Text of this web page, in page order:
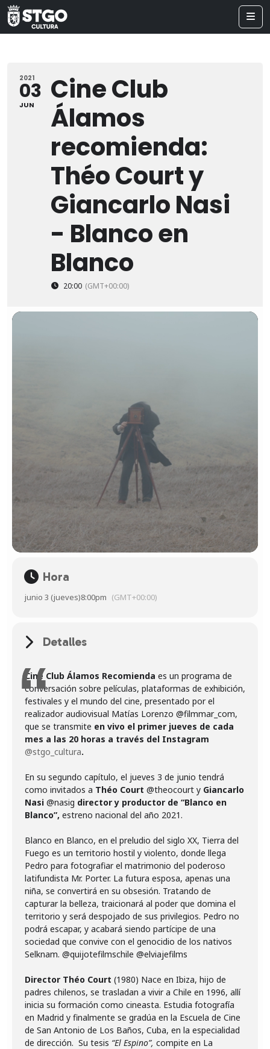
2021
03
JUN
Cine Club
Álamos
recomienda:
Théo Court y
Giancarlo Nasi
- Blanco en
Blanco
20:00 (GMT+00:00)
Hora
junio 3 (jueves)8:00pm (GMT+00:00)
Detalles
Cine Club Álamos Recomienda es un programa de
conversación sobre películas, plataformas de exhibición,
festivales y el mundo del cine, presentado por el
realizador audiovisual Matías Lorenzo @filmmar_com,
que se transmite en vivo el primer jueves de cada
mes a las 20 horas a través del Instagram
@stgo_cultura.
En su segundo capítulo, el jueves 3 de junio tendrá
como invitados a Théo Court @theocourt y Giancarlo
Nasi @nasig director y productor de “Blanco en
Blanco”, estreno nacional del año 2021.
Blanco en Blanco, en el preludio del siglo XX, Tierra del
Fuego es un territorio hostil y violento, donde llega
Pedro para fotografiar el matrimonio del poderoso
latifundista Mr. Porter. La futura esposa, apenas una
niña, se convertirá en su obsesión. Tratando de
capturar la belleza, traicionará al poder que domina el
territorio y será despojado de sus privilegios. Pedro no
podrá escapar, y acabará siendo partícipe de una
sociedad que convive con el genocidio de los nativos
Selknam. @quijotefilmschile @elviajefilms
Director Théo Court (1980) Nace en Ibiza, hijo de
padres chilenos, se trasladan a vivir a Chile en 1996, allí
inicia su formación como cineasta. Estudia fotografía
en Madrid y finalmente se gradúa en la Escuela de Cine
de San Antonio de Los Baños, Cuba, en la especialidad
de dirección. Su tesis “El Espino”, compite en La